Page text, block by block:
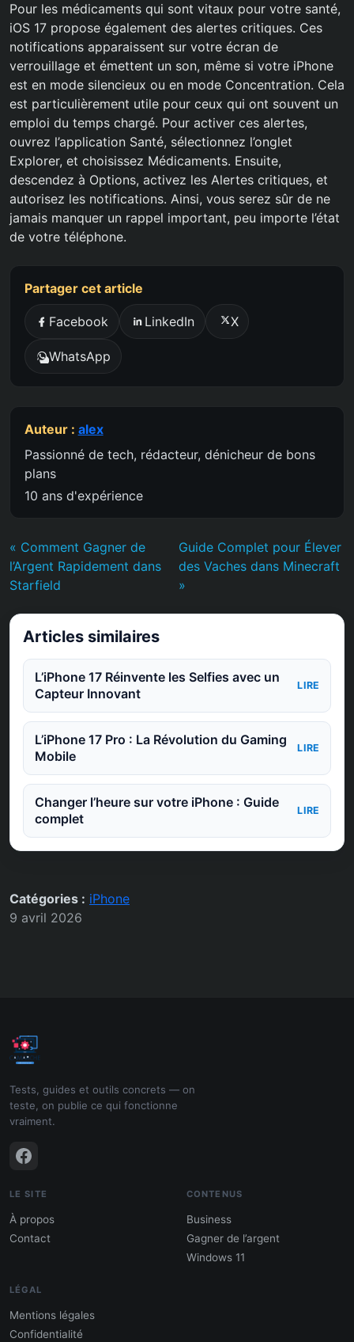
Pour les médicaments qui sont vitaux pour votre santé,
iOS 17 propose également des alertes critiques. Ces
notifications apparaissent sur votre écran de
verrouillage et émettent un son, même si votre iPhone
est en mode silencieux ou en mode Concentration. Cela
est particulièrement utile pour ceux qui ont souvent un
emploi du temps chargé. Pour activer ces alertes,
ouvrez l’application Santé, sélectionnez l’onglet
Explorer, et choisissez Médicaments. Ensuite,
descendez à Options, activez les Alertes critiques, et
autorisez les notifications. Ainsi, vous serez sûr de ne
jamais manquer un rappel important, peu importe l’état
de votre téléphone.
Partager cet article
Facebook LinkedIn X
WhatsApp
Auteur : alex
Passionné de tech, rédacteur, dénicheur de bons
plans
10 ans d'expérience
« Comment Gagner de
l’Argent Rapidement dans
Starfield
Guide Complet pour Élever
des Vaches dans Minecraft
»
Articles similaires
L’iPhone 17 Réinvente les Selfies avec un
Capteur Innovant
LIRE
L’iPhone 17 Pro : La Révolution du Gaming
Mobile
LIRE
Changer l’heure sur votre iPhone : Guide
complet
LIRE
Catégories : iPhone
9 avril 2026
Tests, guides et outils concrets — on
teste, on publie ce qui fonctionne
vraiment.
LE SITE
À propos
Contact
CONTENUS
Business
Gagner de l’argent
Windows 11
LÉGAL
Mentions légales
Confidentialité